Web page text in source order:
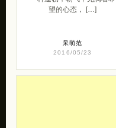
望的心态， […]
呆萌范
2016/05/23